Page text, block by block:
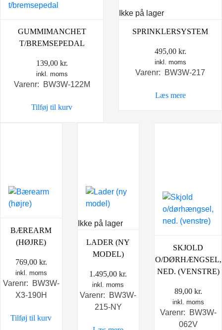
GUMMIMANCHET
T/BREMSEPEDAL
139,00 kr.
inkl. moms
Varenr: BW3W-122M
Tilføj til kurv
Ikke på lager
SPRINKLERSYSTEM
495,00 kr.
inkl. moms
Varenr: BW3W-217
Læs mere
BÆREARM
(HØJRE)
769,00 kr.
inkl. moms
Varenr: BW3W-
X3-190H
Tilføj til kurv
Ikke på lager
LADER (NY
MODEL)
1.495,00kr.
inkl. moms
Varenr: BW3W-
215-NY
SKJOLD
O/DØRHÆNGSEL,
NED. (VENSTRE)
89,00 kr.
inkl. moms
Varenr: BW3W-
062V